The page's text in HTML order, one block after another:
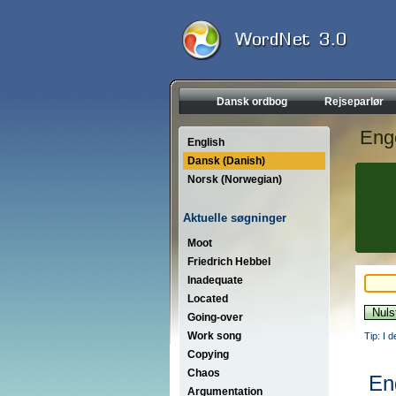
Dansk ordbog Rejseparlør
English
Dansk (Danish)
Norsk (Norwegian)
Aktuelle søgninger
Moot
Friedrich Hebbel
Inadequate
Located
Going-over
Work song
Copying
Chaos
Argumentation
Tip: I